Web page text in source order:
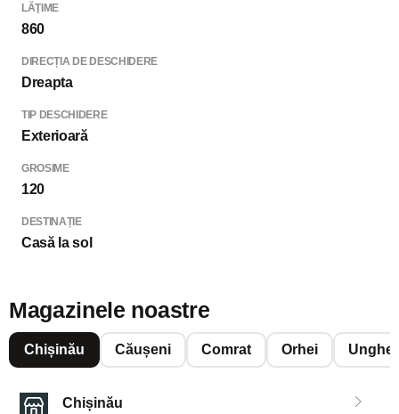
LĂŢIME
860
DIRECȚIA DE DESCHIDERE
Dreapta
TIP DESCHIDERE
Exterioară
GROSIME
120
DESTINAȚIE
Casă la sol
Magazinele noastre
Chișinău Căușeni Comrat Orhei
Chișinău